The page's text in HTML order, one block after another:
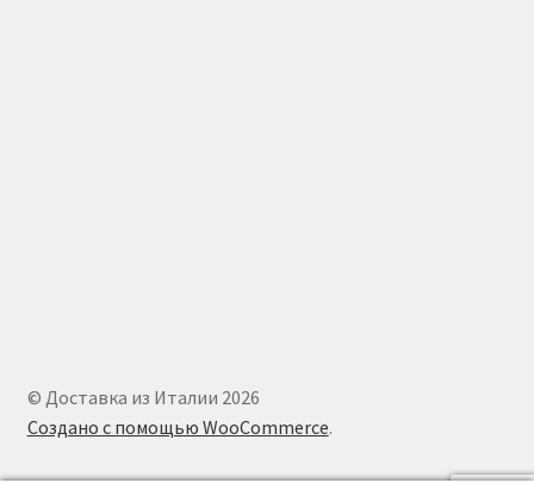
© Доставка из Италии 2026
Создано с помощью WooCommerce.